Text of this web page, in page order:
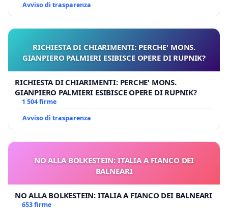
Avviso di trasparenza
RICHIESTA DI CHIARIMENTI: PERCHE' MONS.
GIANPIERO PALMIERI ESIBISCE OPERE DI RUPNIK?
RICHIESTA DI CHIARIMENTI: PERCHE' MONS.
GIANPIERO PALMIERI ESIBISCE OPERE DI RUPNIK?
1 504 firme
Avviso di trasparenza
NO ALLA BOLKESTEIN: ITALIA A FIANCO DEI
BALNEARI
NO ALLA BOLKESTEIN: ITALIA A FIANCO DEI BALNEARI
653 firme